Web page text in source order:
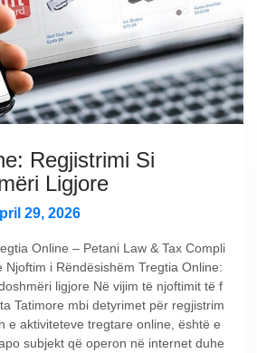
Regjistrimi Si
Ligjore
29, 2026
Online – Petani Law & Tax Compli
Njoftim i Rëndësishëm Tregtia Online:
ligjore Në vijim të njoftimit të f
Tatimore mbi detyrimet për regjistrim
e aktiviteteve tregtare online, është e
subjekt që operon në internet duhe